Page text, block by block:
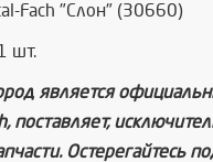
Fach "Cлон" (30660)
шт.
является
поставляет,
Остерегайтесь